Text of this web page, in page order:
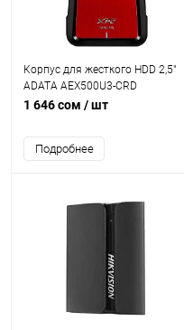
Корпус для жесткого HDD 2,5"
ADATA AEX500U3-CRD
1 646 сом / шт
Подробнее